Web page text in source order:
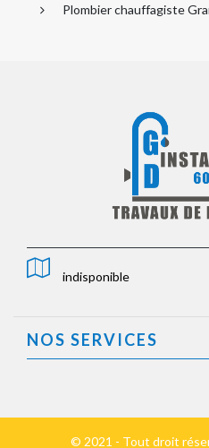
Plombier chauffagiste
indisponible
NOS SERVICES
© 2021 - Tout droit